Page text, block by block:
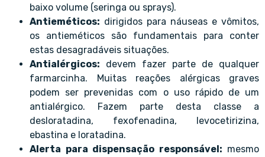
baixo volume (seringa ou sprays).
Antieméticos: dirigidos para náuseas e vômitos,
os antieméticos são fundamentais para conter
estas desagradáveis situações.
Antialérgicos: devem fazer parte de qualquer
farmarcinha. Muitas reações alérgicas graves
podem ser prevenidas com o uso rápido de um
antialérgico. Fazem parte desta classe a
desloratadina, fexofenadina, levocetirizina,
ebastina e loratadina.
Alerta para dispensação responsável: mesmo